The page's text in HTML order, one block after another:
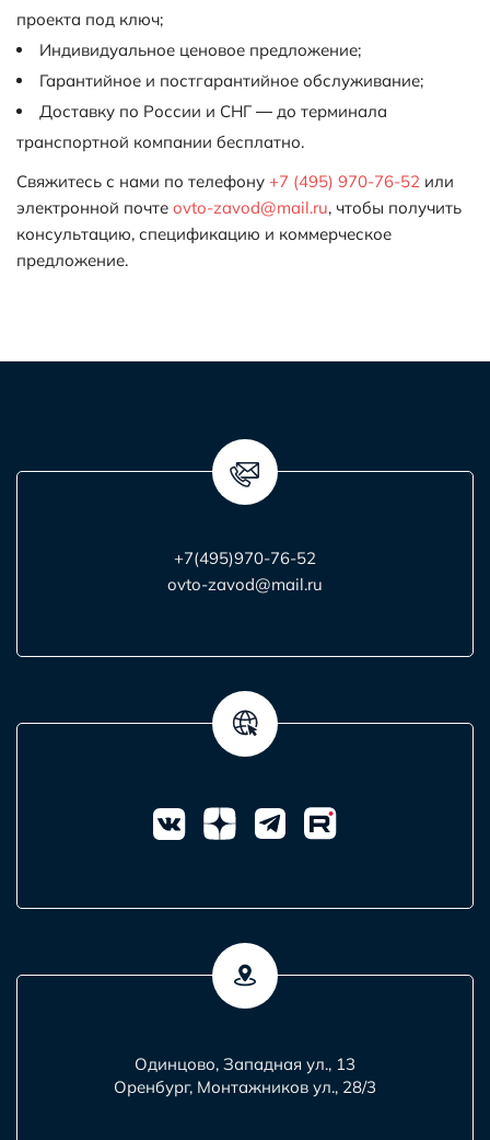
проекта под ключ;
Индивидуальное ценовое предложение;
Гарантийное и постгарантийное обслуживание;
Доставку по России и СНГ — до терминала
транспортной компании бесплатно.
Свяжитесь с нами по телефону +7 (495) 970-76-52 или
электронной почте ovto-zavod@mail.ru, чтобы получить
консультацию, спецификацию и коммерческое
предложение.
+7(495)970-76-52
ovto-zavod@mail.ru
Одинцово, Западная ул., 13
Оренбург, Монтажников ул., 28/3